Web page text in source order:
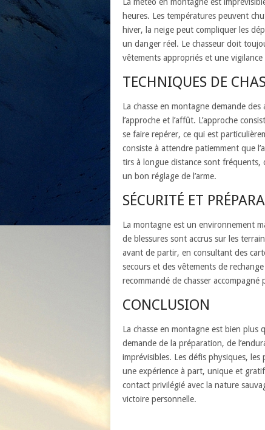
heures. Les températures peuvent
hiver, la neige peut compliquer les
un danger réel. Le chasseur doit
vêtements appropriés et une vigilance
TECHNIQUES DE
La chasse en montagne demande
l’approche et l’affût. L’approche
se faire repérer, ce qui est
consiste à attendre patiemment que
tirs à longue distance sont fréquents,
un bon réglage de l’arme.
SÉCURITÉ ET
La montagne est un environnement
de blessures sont accrus sur les
avant de partir, en consultant des
secours et des vêtements de
recommandé de chasser
CONCLUSION
La chasse en montagne est bien plus
demande de la préparation, de
imprévisibles. Les défis physiques,
une expérience à part, unique et
contact privilégié avec la nature
victoire personnelle.